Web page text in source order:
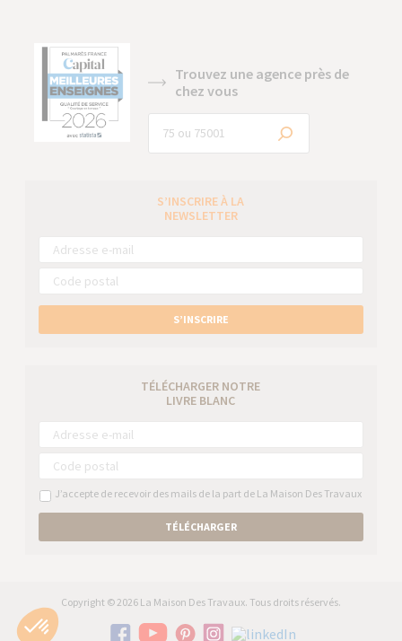
Trouvez une agence près de
chez vous
S’INSCRIRE À LA
NEWSLETTER
S’INSCRIRE
TÉLÉCHARGER NOTRE
LIVRE BLANC
J’accepte de recevoir des mails de la part de La Maison Des Travaux
TÉLÉCHARGER
Copyright © 2026 La Maison Des Travaux. Tous droits réservés.